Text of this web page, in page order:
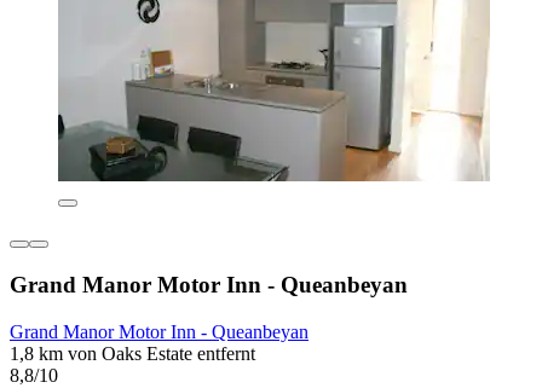
Grand Manor Motor Inn - Queanbeyan
Grand Manor Motor Inn - Queanbeyan
1,8 km von Oaks Estate entfernt
8,8/10